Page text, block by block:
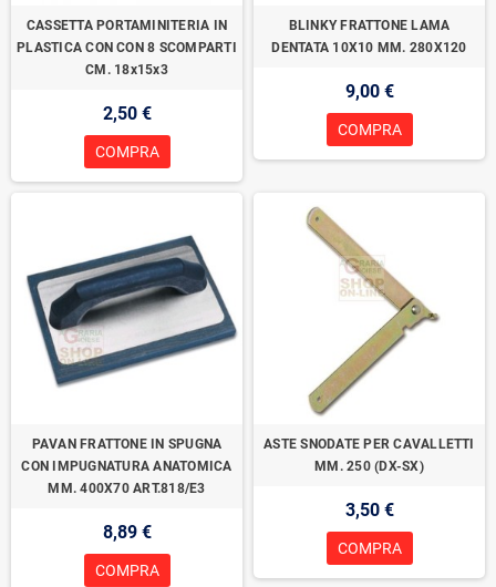
CASSETTA PORTAMINITERIA IN
PLASTICA CON CON 8 SCOMPARTI
CM. 18x15x3
2,50 €
COMPRA
BLINKY FRATTONE LAMA
DENTATA 10X10 MM. 280X120
9,00 €
COMPRA
PAVAN FRATTONE IN SPUGNA
CON IMPUGNATURA ANATOMICA
MM. 400X70 ART.818/E3
8,89 €
COMPRA
ASTE SNODATE PER CAVALLETTI
MM. 250 (DX-SX)
3,50 €
COMPRA